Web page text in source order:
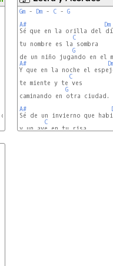
Gm - Dm - C - G
A#
Dm
Sé que en la orilla del
C
tu nombre es la sombra
G
A#
Y que en la noche el
C
te miente y te ves
G
caminando en otra ciudad.
A#
Sé de un invierno que
C
y un ave en tu risa